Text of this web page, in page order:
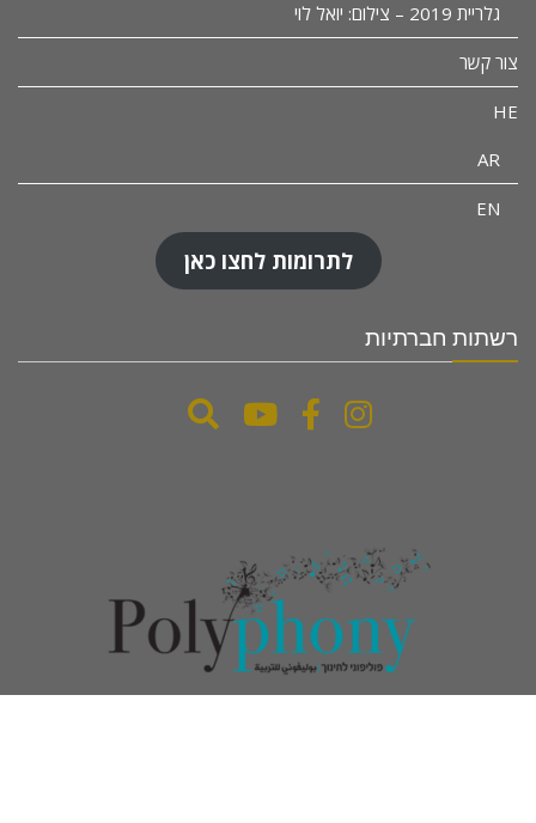
גלריית 2019 – צילום: יואל לוי
צור קשר
HE
AR
EN
לתרומות לחצו כאן
רשתות חברתיות